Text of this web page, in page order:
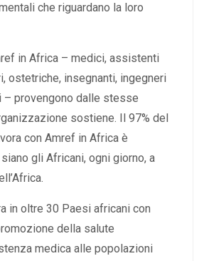
che riguardano la loro
in Africa – medici, assistenti
ostetriche, insegnanti, ingegneri
– provengono dalle stesse
sostiene. Il 97% del
con Amref in Africa è
gli Africani, ogni giorno, a
in oltre 30 Paesi africani con
della salute
medica alle popolazioni